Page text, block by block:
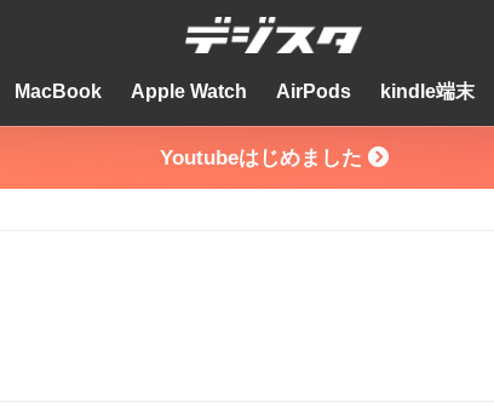
MacBook Apple Watch AirPods kindle端末
Youtubeはじめました